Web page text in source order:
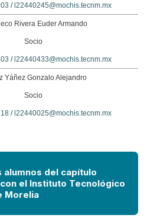
/ l22440245@mochis.tecnm.mx
Rivera Euder Armando
Socio
/ l22440433@mochis.tecnm.mx
Yáñez Gonzalo Alejandro
Socio
/ l22440025@mochis.tecnm.mx
alumnos del capítulo
con el Instituto Tecnológico
Morelia